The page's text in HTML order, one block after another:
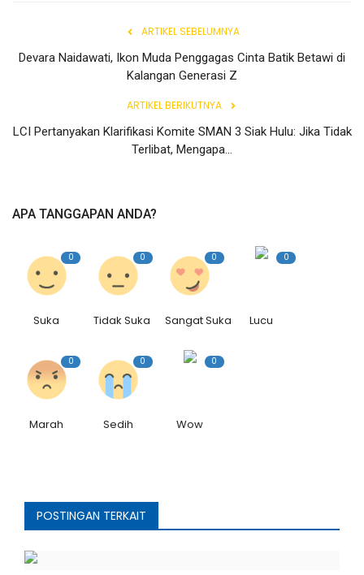
ARTIKEL SEBELUMNYA
Devara Naidawati, Ikon Muda Penggagas Cinta Batik Betawi di
Kalangan Generasi Z
ARTIKEL BERIKUTNYA
LCI Pertanyakan Klarifikasi Komite SMAN 3 Siak Hulu: Jika Tidak
Terlibat, Mengapa...
APA TANGGAPAN ANDA?
0
Suka
0
Tidak Suka
0
Sangat Suka
0
Lucu
0
Marah
0
Sedih
0
Wow
POSTINGAN TERKAIT